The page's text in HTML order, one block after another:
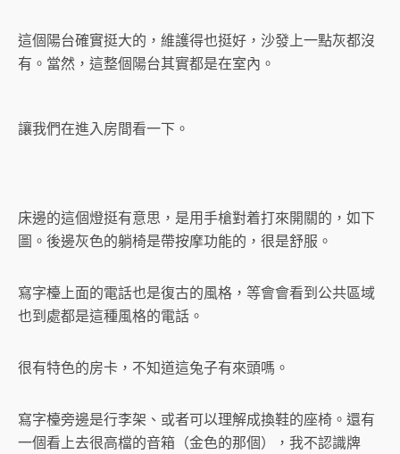
這個陽台確實挺大的，維護得也挺好，沙發上一點灰都沒
有。當然，這整個陽台其實都是在室內。
讓我們在進入房間看一下。
床邊的這個燈挺有意思，是用手槍對着打來開關的，如下
圖。後邊灰色的躺椅是帶按摩功能的，很是舒服。
寫字檯上面的電話也是復古的風格，等會會看到公共區域
也到處都是這種風格的電話。
很有特色的房卡，不知道這兔子有來頭嗎。
寫字檯旁邊是行李架、或者可以理解成換鞋的座椅。還有
一個看上去很高檔的音箱（金色的那個），我不認識牌